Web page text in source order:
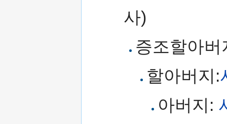
사)
증조할아
할아버지:
아버지: